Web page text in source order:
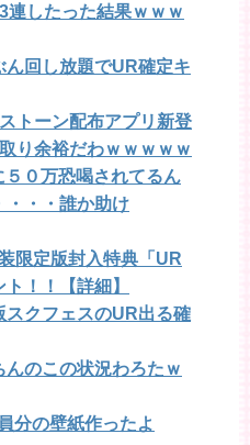
連したった結果ｗｗｗ
ん回し放題でUR確定キ
トーン配布アプリ新登
り余裕だわｗｗｗｗｗ
５０万恐喝されてるん
・・・誰か助け
限定版封入特典「UR
！！【詳細】
スクフェスのUR出る確
んのこの状況わろたｗ
分の壁紙作ったよ